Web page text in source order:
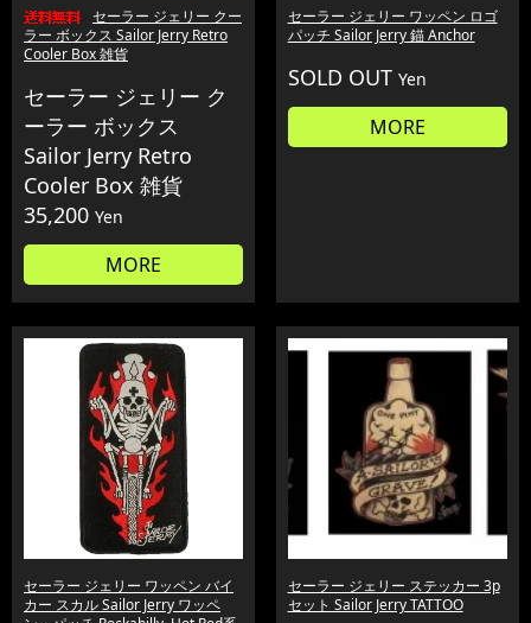
セーラー ジェリー クー
ラー ボックス Sailor Jerry Retro
Cooler Box 雑貨
セーラー ジェリー ク
ーラー ボックス
Sailor Jerry Retro
Cooler Box 雑貨
35,200 Yen
MORE
セーラー ジェリー ワッペン ロゴ
パッチ Sailor Jerry 錨 Anchor
SOLD OUT Yen
MORE
セーラー ジェリー ワッペン バイ
カー スカル Sailor Jerry ワッペ
セーラー ジェリー ステッカー 3p
セット Sailor Jerry TATTOO